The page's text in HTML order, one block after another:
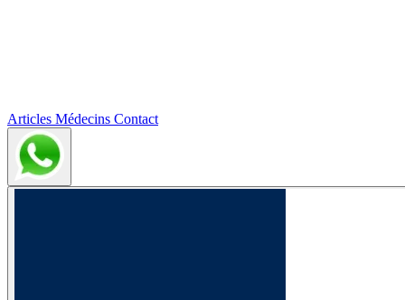
Articles Médecins Contact